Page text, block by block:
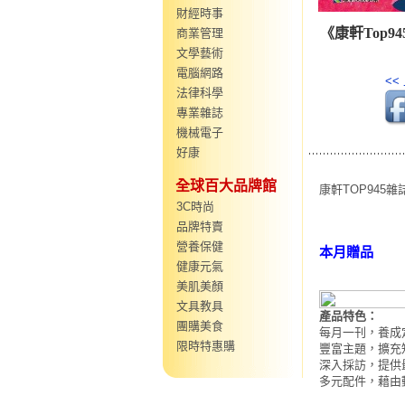
財經時事
商業管理
文學藝術
電腦網路
法律科學
專業雜誌
機械電子
好康
全球百大品牌館
3C時尚
品牌特賣
營養保健
健康元氣
美肌美顏
文具教具
團購美食
限時特惠購
《康軒
<<
康軒TOP945雜
本月贈品
產品特色：
每月一刊，養
豐富主題，擴
深入採訪，提
多元配件，藉